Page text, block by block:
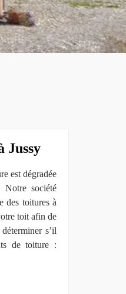
Jussy
est dégradée
société
des toitures à
toit afin de
s’il
de toiture :